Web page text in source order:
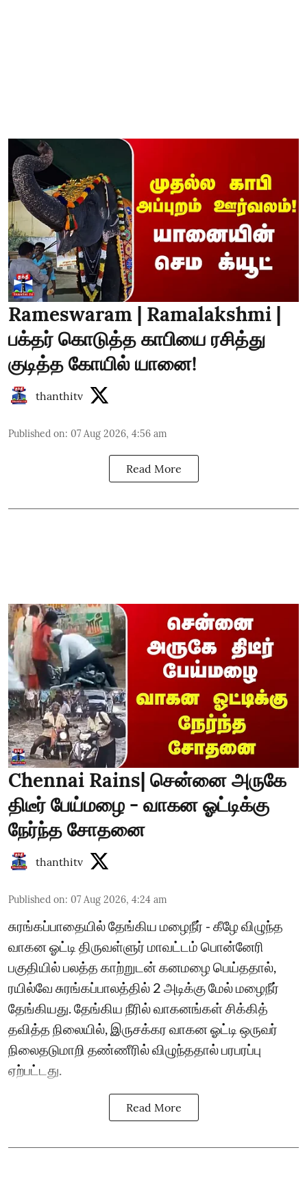
Rameswaram | Ramalakshmi |
பக்தர் கொடுத்த காபியை ரசித்து
குடித்த கோயில் யானை!
thanthitv
Published on: 07 Aug 2026, 4:56 am
Read More
Chennai Rains| சென்னை அருகே
திடீர் பேய்மழை - வாகன ஓட்டிக்கு
நேர்ந்த சோதனை
thanthitv
Published on: 07 Aug 2026, 4:24 am
சுரங்கப்பாதையில் தேங்கிய மழைநீர் - கீழே விழுந்த
வாகன ஓட்டி திருவள்ளுர் மாவட்டம் பொன்னேரி
பகுதியில் பலத்த காற்றுடன் கனமழை பெய்ததால்,
ரயில்வே சுரங்கப்பாலத்தில் 2 அடிக்கு மேல் மழைநீர்
தேங்கியது. தேங்கிய நீரில் வாகனங்கள் சிக்கித்
தவித்த நிலையில், இருசக்கர வாகன ஓட்டி ஒருவர்
நிலைதடுமாறி தண்ணீரில் விழுந்ததால் பரபரப்பு
ஏற்பட்டது.
Read More